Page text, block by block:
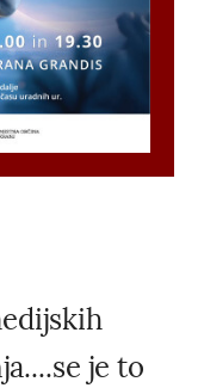
je to